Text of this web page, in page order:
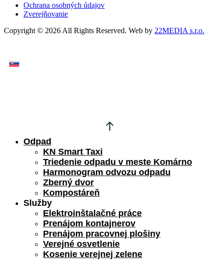
Ochrana osobných údajov
Zverejňovanie
Copyright © 2026 All Rights Reserved. Web by 22MEDIA s.r.o.
Odpad
KN Smart Taxi
Triedenie odpadu v meste Komárno
Harmonogram odvozu odpadu
Zberný dvor
Kompostáreň
Služby
Elektroinštalačné práce
Prenájom kontajnerov
Prenájom pracovnej plošiny
Verejné osvetlenie
Kosenie verejnej zelene